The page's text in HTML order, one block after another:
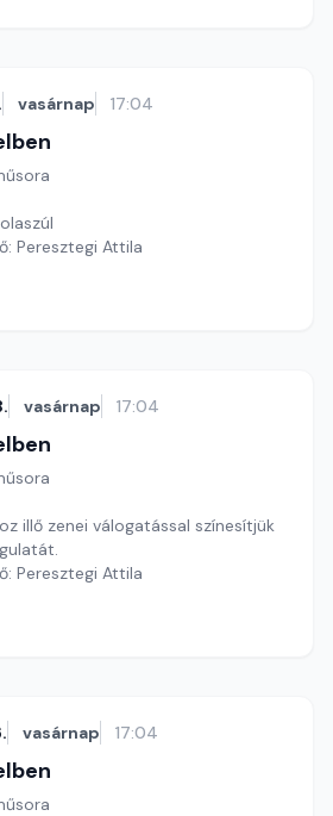
vasárnap 17:04
Peresztegi Attila
vasárnap 17:04
illő zenei válogatással színesítjük
Peresztegi Attila
vasárnap 17:04